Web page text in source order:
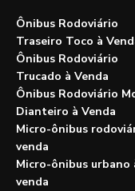
Ônibus Rodoviário
Traseiro Toco à
Ônibus Rodoviário
Trucado à Venda
Ônibus Rodoviário
Dianteiro à Venda
Micro-ônibus
venda
Micro-ônibus urbano
venda